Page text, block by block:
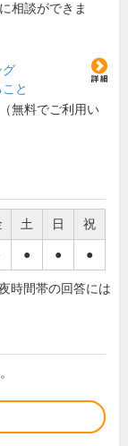
相談ができま
グ
と
無料でご利用い
土 日 祝
● ● ●
時間帯の回答には